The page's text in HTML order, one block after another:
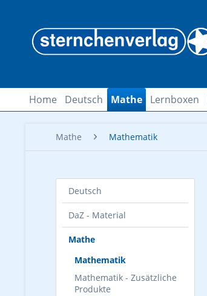
Home Deutsch Mathe Lernboxen
Mathe Mathematik
Deutsch
DaZ - Material
Mathe
Mathematik
Mathematik - Zusätzliche
Produkte